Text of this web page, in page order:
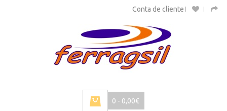
Conta de cliente
0 - 0,00€